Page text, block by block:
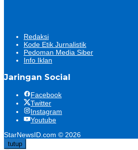
Redaksi
Kode Etik Jurnalistik
Pedoman Media Siber
Info Iklan
Jaringan Social
Facebook
Twitter
Instagram
Youtube
StarNewsID.com © 2026
tutup